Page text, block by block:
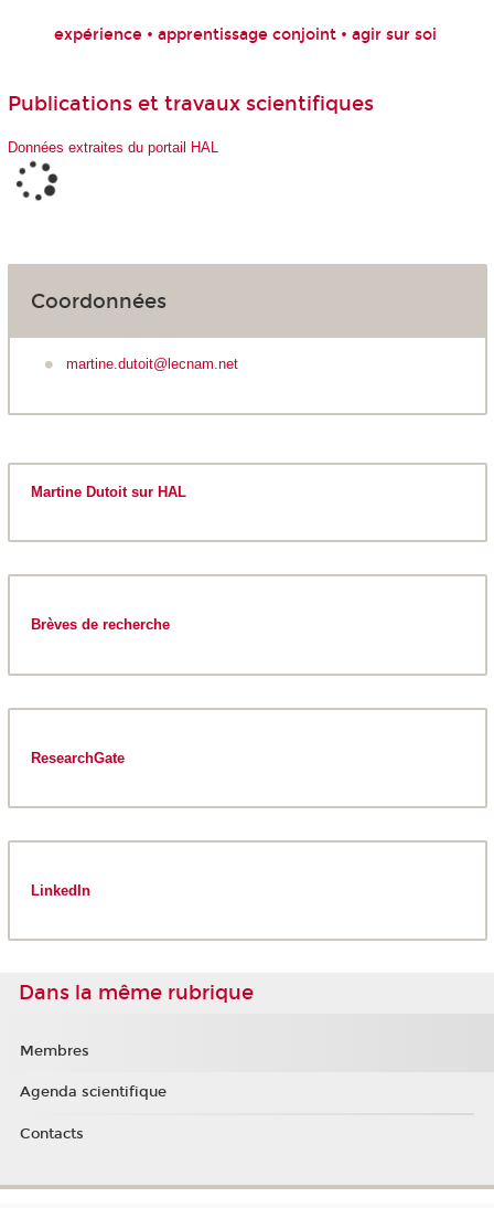
expérience • apprentissage conjoint • agir sur soi
Publications et travaux scientifiques
Données extraites du portail HAL
Coordonnées
martine.dutoit@lecnam.net
Martine Dutoit sur HAL
Brèves de recherche
ResearchGate
LinkedIn
Dans la même rubrique
Membres
Agenda scientifique
Contacts